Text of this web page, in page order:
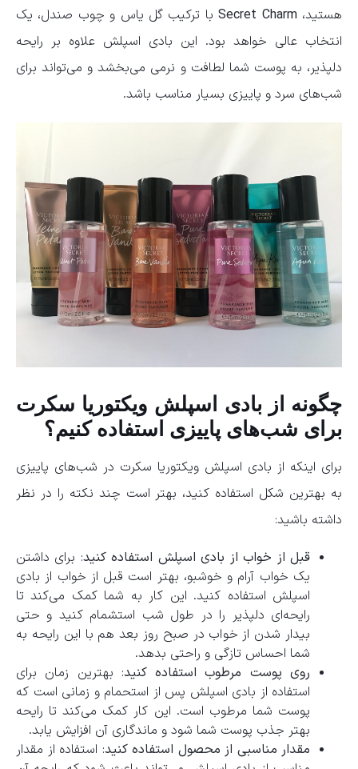
هستید،Secret Charmبا ترکیب گل یاس و چوب صندل، یک
انتخاب عالی خواهد بود. این بادی اسپلش علاوه بر رایحه
دلپذیر، به پوست شما لطافت و نرمی می‌بخشد و می‌تواند برای
شب‌های سرد و پاییزی بسیار مناسب باشد.
چگونه از بادی اسپلش ویکتوریا سکرت
برای شب‌های پاییزی استفاده کنیم؟
برای اینکه از بادی اسپلش ویکتوریا سکرت در شب‌های پاییزی
به بهترین شکل استفاده کنید، بهتر است چند نکته را در نظر
داشته باشید:
قبل از خواب از بادی اسپلش استفاده کنید: برای داشتن
یک خواب آرام و خوشبو، بهتر است قبل از خواب از بادی
اسپلش استفاده کنید. این کار به شما کمک می‌کند تا
رایحه‌ای دلپذیر را در طول شب استشمام کنید و حتی
بیدار شدن از خواب در صبح روز بعد هم با این رایحه به
شما احساس تازگی و راحتی بدهد.
روی پوست مرطوب استفاده کنید: بهترین زمان برای
استفاده از بادی اسپلش پس از استحمام و زمانی است که
پوست شما مرطوب است. این کار کمک می‌کند تا رایحه
بهتر جذب پوست شما شود و ماندگاری آن افزایش یابد.
مقدار مناسبی از محصول استفاده کنید: استفاده از مقدار